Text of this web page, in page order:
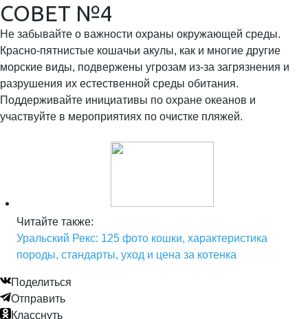
СОВЕТ №4
Не забывайте о важности охраны окружающей среды.
Красно-пятнистые кошачьи акулы, как и многие другие
морские виды, подвержены угрозам из-за загрязнения и
разрушения их естественной среды обитания.
Поддерживайте инициативы по охране океанов и
участвуйте в мероприятиях по очистке пляжей.
Читайте также:
Уральский Рекс: 125 фото кошки, характеристика
породы, стандарты, уход и цена за котенка
Поделиться
Отправить
Класснуть